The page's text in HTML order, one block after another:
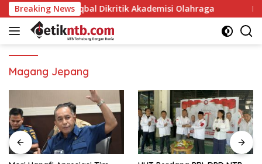
Langsung
ke
konten
Breaking News
Iqbal Dikritik Akademisi Olahraga Mori Hanafi
Magang Jepang